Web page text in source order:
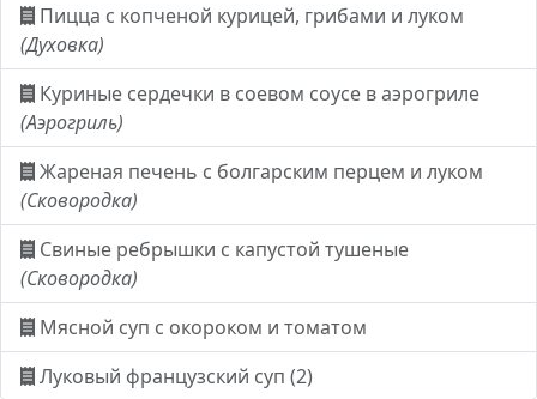
Пицца с копченой курицей, грибами и луком
(Духовка)
Куриные сердечки в соевом соусе в аэрогриле
(Аэрогриль)
Жареная печень с болгарским перцем и луком
(Сковородка)
Свиные ребрышки с капустой тушеные
(Сковородка)
Мясной суп с окороком и томатом
Луковый французский суп (2)